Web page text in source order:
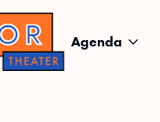
Agenda